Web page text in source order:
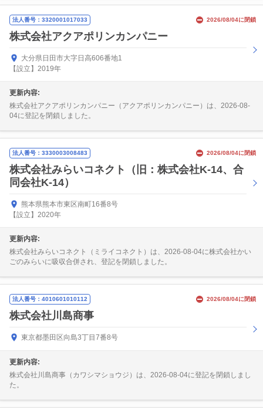
法人番号：3320001017033 2026/08/04に閉鎖
株式会社アクアポリンカンパニー
大分県日田市大字日高606番地1
【設立】2019年
更新内容:
株式会社アクアポリンカンパニー（アクアポリンカンパニー）は、2026-08-
04に登記を閉鎖しました。
法人番号：3330003008483 2026/08/04に閉鎖
株式会社みらいコネクト（旧：株式会社K-14、合
同会社K-14）
熊本県熊本市東区南町16番8号
【設立】2020年
更新内容:
株式会社みらいコネクト（ミライコネクト）は、2026-08-04に株式会社かい
ごのみらいに吸収合併され、登記を閉鎖しました。
法人番号：4010601010112 2026/08/04に閉鎖
株式会社川島商事
東京都墨田区向島3丁目7番8号
更新内容:
株式会社川島商事（カワシマショウジ）は、2026-08-04に登記を閉鎖しまし
た。